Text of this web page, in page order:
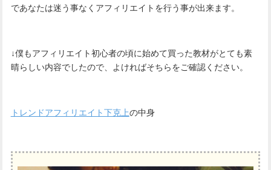
であなたは迷う事なくアフィリエイトを行う事が出来ます。
↓僕もアフィリエイト初心者の頃に始めて買った教材がとても素
晴らしい内容でしたので、よければそちらをご確認ください。
トレンドアフィリエイト下克上の中身